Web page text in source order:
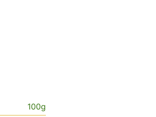
100g